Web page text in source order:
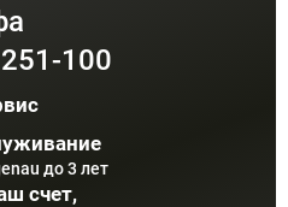
100
до 3 лет
счет,